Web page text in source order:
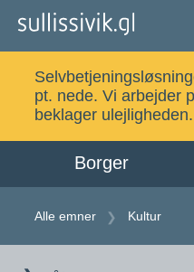
Alle emner
pt. nede. Vi arbejder
beklager
Borger
Alle emner Kultur